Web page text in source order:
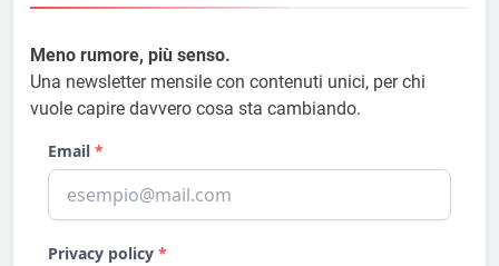
Meno rumore, più senso.
Una newsletter mensile con contenuti unici, per chi
vuole capire davvero cosa sta cambiando.